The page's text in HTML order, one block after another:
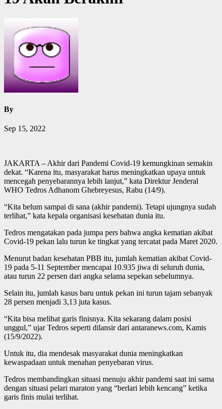
By
Sep 15, 2022
JAKARTA – Akhir dari Pandemi Covid-19 kemungkinan semakin
dekat. “Karena itu, masyarakat harus meningkatkan upaya untuk
mencegah penyebarannya lebih lanjut,” kata Direktur Jenderal
WHO Tedros Adhanom Ghebreyesus, Rabu (14/9).
“Kita belum sampai di sana (akhir pandemi). Tetapi ujungnya sudah
terlihat,” kata kepala organisasi kesehatan dunia itu.
Tedros mengatakan pada jumpa pers bahwa angka kematian akibat
Covid-19 pekan lalu turun ke tingkat yang tercatat pada Maret 2020.
Menurut badan kesehatan PBB itu, jumlah kematian akibat Covid-
19 pada 5-11 September mencapai 10.935 jiwa di seluruh dunia,
atau turun 22 persen dari angka selama sepekan sebelumnya.
Selain itu, jumlah kasus baru untuk pekan ini turun tajam sebanyak
28 persen menjadi 3,13 juta kasus.
“Kita bisa melihat garis finisnya. Kita sekarang dalam posisi
unggul,” ujar Tedros seperti dilansir dari antaranews.com, Kamis
(15/9/2022).
Untuk itu, dia mendesak masyarakat dunia meningkatkan
kewaspadaan untuk menahan penyebaran virus.
Tedros membandingkan situasi menuju akhir pandemi saat ini sama
dengan situasi pelari maraton yang “berlari lebih kencang” ketika
garis finis mulai terlihat.